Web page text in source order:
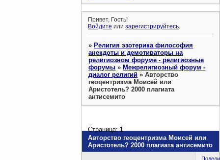
Привет, Гость!
Войдите илизарегистрируйтесь.
»Религия эзотерика философия
анекдоты и демотиваторы на
религиозном форуме - религиозные
форумы »Межрелигиозный форум -
диалог религий »Авторство
геоцентризма Моисей или
Аристотель? 2000 плагиата
антисемито
Авторство геоцентризма Моисей или
Аристотель? 2000 плагиата антисемито
Страница:1